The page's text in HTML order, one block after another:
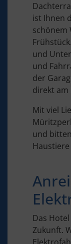
ist Ihnen
schönem
und
und
der
direkt am
Mit viel
und
Das
Zukunft.